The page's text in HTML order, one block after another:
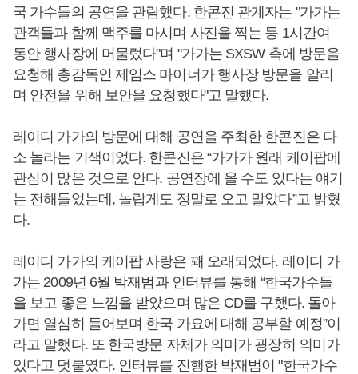
국 가수들의 공연을 관람했다. 한콘진 관계자는 "가가는
관객들과 함께 맥주를 마시며 사진을 찍는 등 1시간여
동안 행사장에 머물렀다"며 "가가는 SXSW 측에 방문을
요청해 총감독인 제임스 마이너가 행사장 방문을 알리
며 안전을 위해 보안을 요청했다"고 말했다.
레이디 가가의 방문에 대해 공연을 주최한 한콘진은 다
소 놀라는 기색이었다. 한콘진은 “가가가 원래 케이팝에
관심이 많은 것으로 안다. 공연장에 올 수도 있다는 얘기
는 전해들었는데, 놀랍게도 정말로 오고 말았다”고 밝혔
다.
레이디 가가의 케이팝 사랑은 꽤 오래되었다. 레이디 가
가는 2009년 6월 박재범과 인터뷰를 통해 “한국가수들
을 보고 좋은 느낌을 받았으며 많은 CD를 구했다. 돌아
가면 열심히 들어보며 한국 가요에 대해 공부할 예정”이
라고 말했다. 또 한국방문 자체가 의미가 굉장히 의미가
있다고 덧붙였다. 인터뷰를 진행한 박재범이 "한국가수